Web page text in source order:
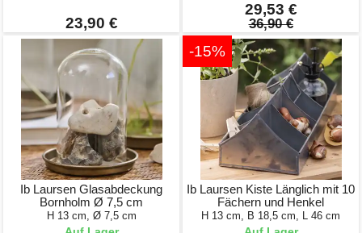
23,90 €
29,53 €
36,90 €
Ib Laursen Glasabdeckung
Bornholm Ø 7,5 cm
H 13 cm, Ø 7,5 cm
-15%
Ib Laursen Kiste Länglich mit 10
Fächern und Henkel
H 13 cm, B 18,5 cm, L 46 cm